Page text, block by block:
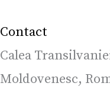
Contact
Calea
Moldovenesc,